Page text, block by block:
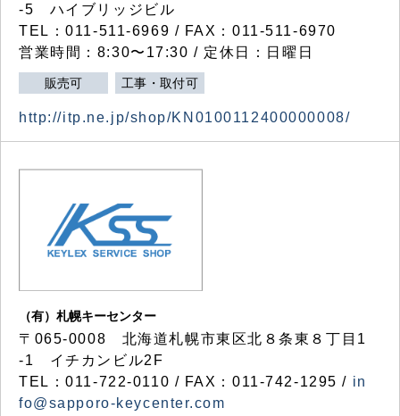
-5 ハイブリッジビル
TEL：011-511-6969 / FAX：011-511-6970
営業時間：8:30〜17:30 / 定休日：日曜日
販売可 工事・取付可
http://itp.ne.jp/shop/KN0100112400000008/
（有）札幌キーセンター
〒065-0008 北海道札幌市東区北８条東８丁目1
-1 イチカンビル2F
TEL：011-722-0110 / FAX：011-742-1295 / in
fo@sapporo-keycenter.com